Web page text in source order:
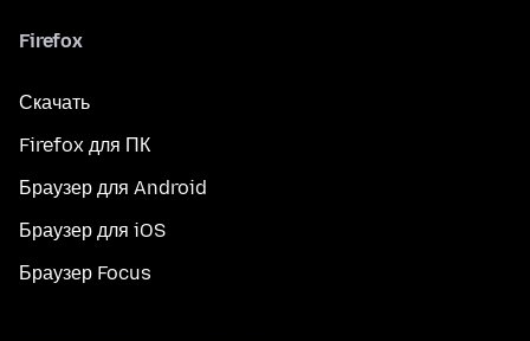
Firefox
Скачать
Firefox для ПК
Браузер для Android
Браузер для iOS
Браузер Focus